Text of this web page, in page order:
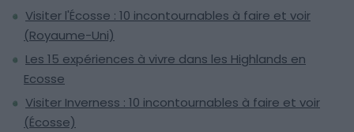
Visiter l'Écosse : 10 incontournables à faire et voir
(Royaume-Uni)
Les 15 expériences à vivre dans les Highlands en
Ecosse
Visiter Inverness : 10 incontournables à faire et voir
(Écosse)